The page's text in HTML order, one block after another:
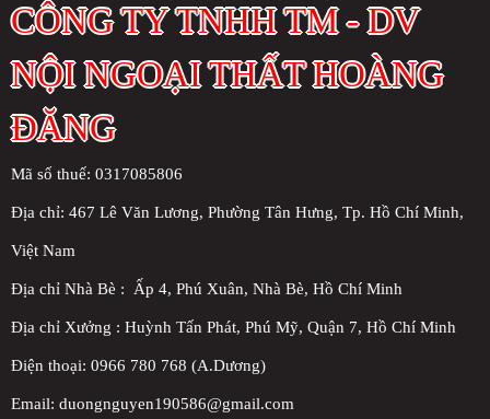
CÔNG TY TNHH TM - DV
NỘI NGOẠI THẤT HOÀNG
ĐĂNG
Mã số thuế: 0317085806
Địa chỉ: 467 Lê Văn Lương, Phường Tân Hưng, Tp. Hồ Chí Minh,
Việt Nam
Địa chỉ Nhà Bè : Ấp 4, Phú Xuân, Nhà Bè, Hồ Chí Minh
Địa chỉ Xưởng : Huỳnh Tấn Phát, Phú Mỹ, Quận 7, Hồ Chí Minh
Điện thoại: 0966 780 768 (A.Dương)
Email: duongnguyen190586@gmail.com